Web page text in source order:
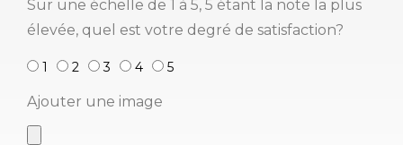
Sur une échelle de 1 à 5, 5 étant la note la plus
élevée, quel est votre degré de satisfaction?
1 2 3 4 5
Ajouter une image